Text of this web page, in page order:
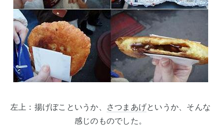
左上：揚げぼこというか、 さつまあげというか、そんな
感じのものでした。